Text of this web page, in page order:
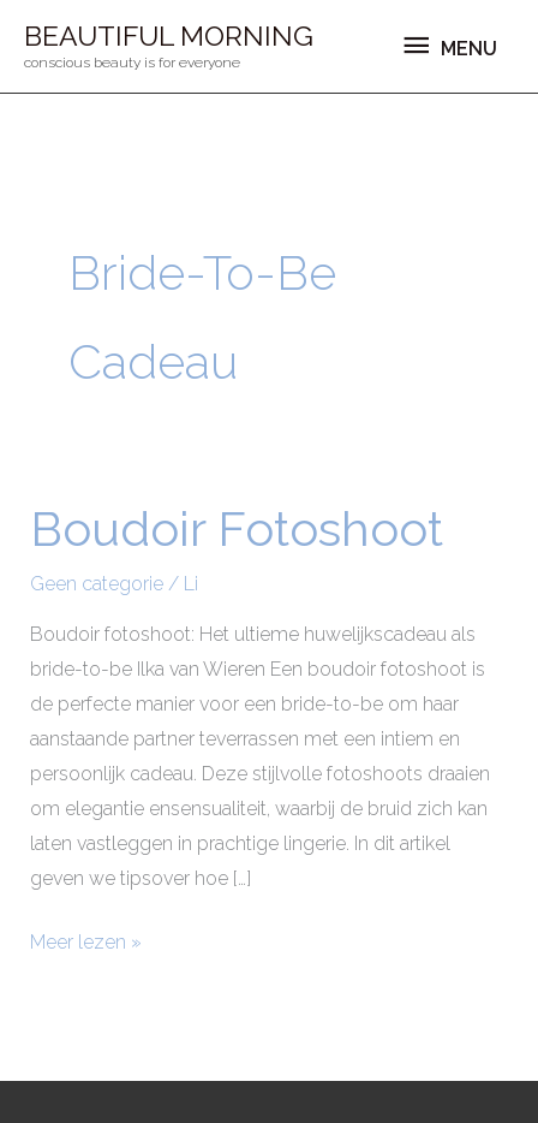
naarBEAUTIFUL MORNING
conscious beauty is for everyone
MENU
MENU
Bride-To-Be
Cadeau
Boudoir Fotoshoot
Geen categorie/ Li
Boudoir fotoshoot: Het ultieme huwelijkscadeau als
bride-to-be Ilka van Wieren Een boudoir fotoshoot is
de perfecte manier voor een bride-to-be om haar
aanstaande partner teverrassen met een intiem en
persoonlijk cadeau. Deze stijlvolle fotoshoots draaien
om elegantie ensensualiteit, waarbij de bruid zich kan
laten vastleggen in prachtige lingerie. In dit artikel
geven we tipsover hoe […]
Boudoir
Fotoshoot
Meer lezen »